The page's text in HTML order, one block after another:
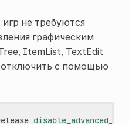
не требуются
графическим
ItemList, TextEdit
с помощью
disable_advanced_gui